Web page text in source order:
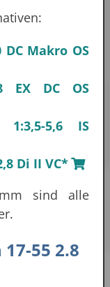
DC Makro OS
EX DC OS
1:3,5-5,6 IS
Di II VC*
sind alle
55 2.8